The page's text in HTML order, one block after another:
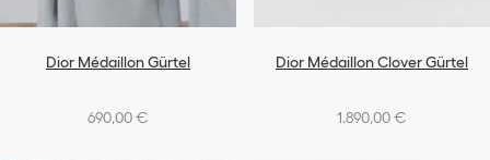
Dior Médaillon Gürtel
690,00 €
Dior Médaillon Clover Gürtel
1.890,00 €